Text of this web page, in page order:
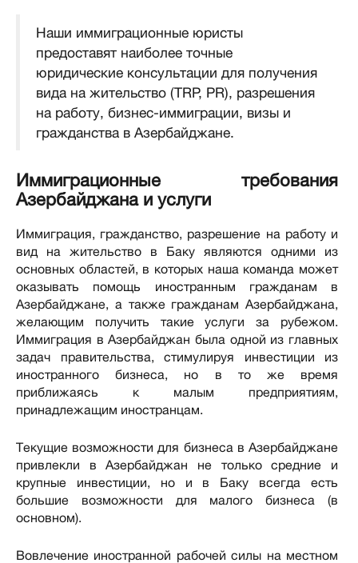
Наши иммиграционные юристы
предоставят наиболее точные
юридические консультации для получения
вида на жительство (TRP, PR), разрешения
на работу, бизнес-иммиграции, визы и
гражданства в Азербайджане.
Иммиграционные требования
Азербайджана и услуги
Иммиграция, гражданство, разрешение на работу и
вид на жительство в Баку являются одними из
основных областей, в которых наша команда может
оказывать помощь иностранным гражданам в
Азербайджане, а также гражданам Азербайджана,
желающим получить такие услуги за рубежом.
Иммиграция в Азербайджан была одной из главных
задач правительства, стимулируя инвестиции из
иностранного бизнеса, но в то же время
приближаясь к малым предприятиям,
принадлежащим иностранцам.
Текущие возможности для бизнеса в Азербайджане
привлекли в Азербайджан не только средние и
крупные инвестиции, но и в Баку всегда есть
большие возможности для малого бизнеса (в
основном).
Вовлечение иностранной рабочей силы на местном